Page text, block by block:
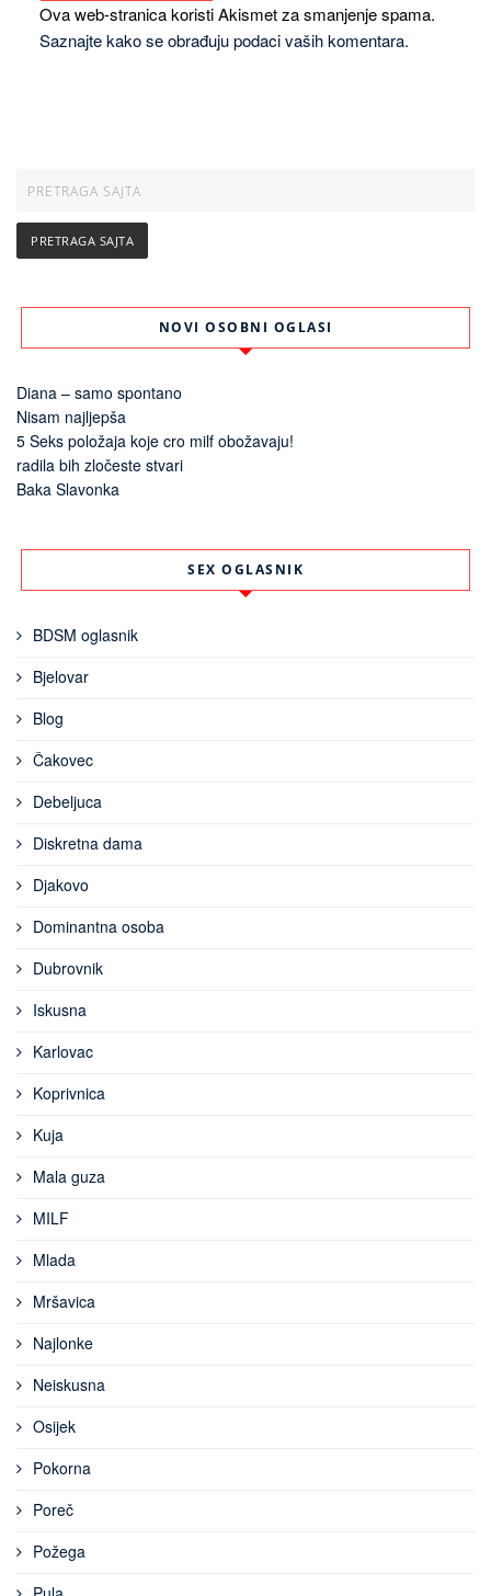
Ova web-stranica koristi Akismet za smanjenje spama.
Saznajte kako se obrađuju podaci vaših komentara.
NOVI OSOBNI OGLASI
Diana – samo spontano
Nisam najljepša
5 Seks položaja koje cro milf obožavaju!
radila bih zločeste stvari
Baka Slavonka
SEX OGLASNIK
BDSM oglasnik
Bjelovar
Blog
Čakovec
Debeljuca
Diskretna dama
Djakovo
Dominantna osoba
Dubrovnik
Iskusna
Karlovac
Koprivnica
Kuja
Mala guza
MILF
Mlada
Mršavica
Najlonke
Neiskusna
Osijek
Pokorna
Poreč
Požega